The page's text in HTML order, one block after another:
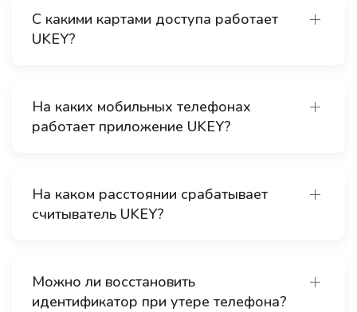
С какими картами доступа работает
UKEY?
На каких мобильных телефонах
работает приложение UKEY?
На каком расстоянии срабатывает
считыватель UKEY?
Можно ли восстановить
идентификатор при утере телефона?